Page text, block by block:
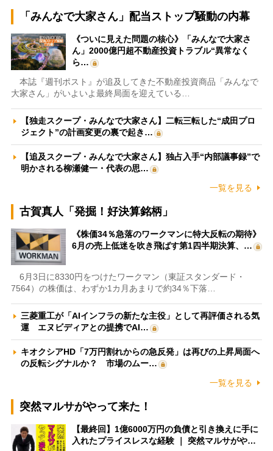
「みんなで大家さん」配当ストップ騒動の内幕
《ついに見えた問題の核心》「みんなで大家さ
ん」2000億円超不動産投資トラブル“異常なく
ら…
本誌『週刊ポスト』が追及してきた不動産投資商品「みんなで
大家さん」がいよいよ最終局面を迎えている…
【独走スクープ・みんなで大家さん】二転三転した“成田プロ
ジェクト”の計画変更の裏で起き…
【追及スクープ・みんなで大家さん】独占入手“内部議事録”で
明かされる柳瀬健一・代表の思…
一覧を見る
古賀真人「発掘！好決算銘柄」
《株価34％急落のワークマンに特大反転の期待》
6月の売上低迷を吹き飛ばす第1四半期決算、…
6月3日に8330円をつけたワークマン（東証スタンダード・
7564）の株価は、わずか1カ月あまりで約34％下落…
三菱重工が「AIインフラの新たな主役」として再評価される気
運 エヌビディアとの提携でAI…
キオクシアHD「7万円割れからの急反発」は再びの上昇局面へ
の反転シグナルか？ 市場のムー…
一覧を見る
突然マルサがやって来た！
【最終回】1億6000万円の負債と引き換えに手に
入れたプライスレスな経験 ｜ 突然マルサがや…